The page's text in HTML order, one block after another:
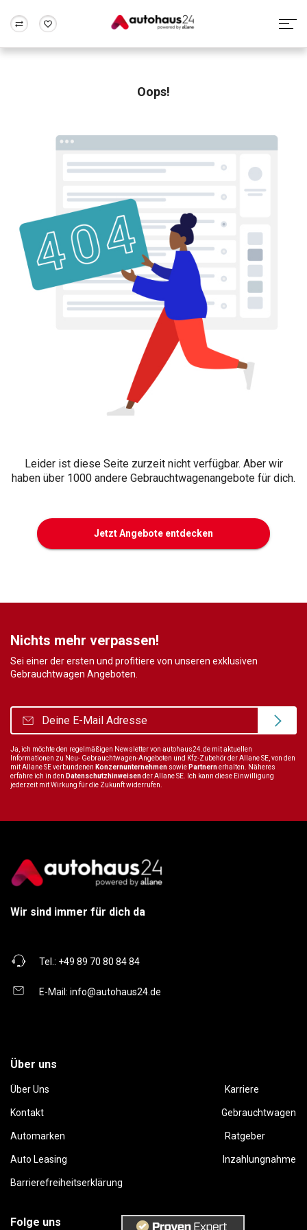
Rund um die Inzahlungnahme
Oops!
Leider ist diese Seite zurzeit nicht verfügbar. Aber wir
haben über 1000 andere Gebrauchtwagenangebote für dich.
Jetzt Angebote entdecken
Nichts mehr verpassen!
Sei einer der ersten und profitiere von unseren exklusiven
Gebrauchtwagen Angeboten.
Ja, ich möchte den regelmäßigen Newsletter von autohaus24.de mit aktuellen
Informationen zu Neu- Gebrauchtwagen-Angeboten und Kfz-Zubehör der Allane SE, von den
mit Allane SE verbundenen Konzernunternehmen sowie Partnernerhalten. Näheres
erfahre ich in den Datenschutzhinweisender Allane SE. Ich kann diese Einwilligung
jederzeit mit Wirkung für die Zukunft widerrufen.
Wir sind immer für dich da
Tel.: +49 89 70 80 84 84
E-Mail: info@autohaus24.de
Über uns
Über Uns Karriere
Kontakt Gebrauchtwagen
Automarken Ratgeber
Auto Leasing Inzahlungnahme
Barrierefreiheitserklärung
Folge uns